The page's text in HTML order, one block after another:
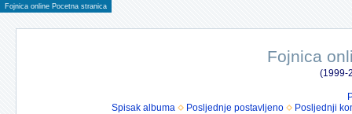
Fojnica online Pocetna stranica
Fojnica
(1999-
Spisak albuma
Posljednje postavljeno Posljednji